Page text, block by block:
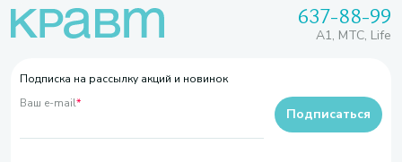
637-88-99
A1, МТС, Life
Подписка на рассылку акций и новинок
Ваш e-mail*
Подписаться